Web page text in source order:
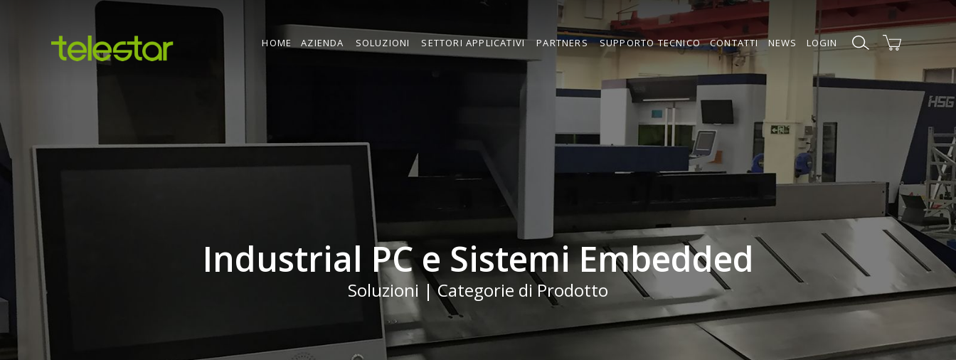
HOME AZIENDA SOLUZIONI SETTORI APPLICATIVI PARTNERS SUPPORTO TECNICO CONTATTI NEWS LOGIN
Industrial PC e Sistemi Embedded
Soluzioni | Categorie di Prodotto